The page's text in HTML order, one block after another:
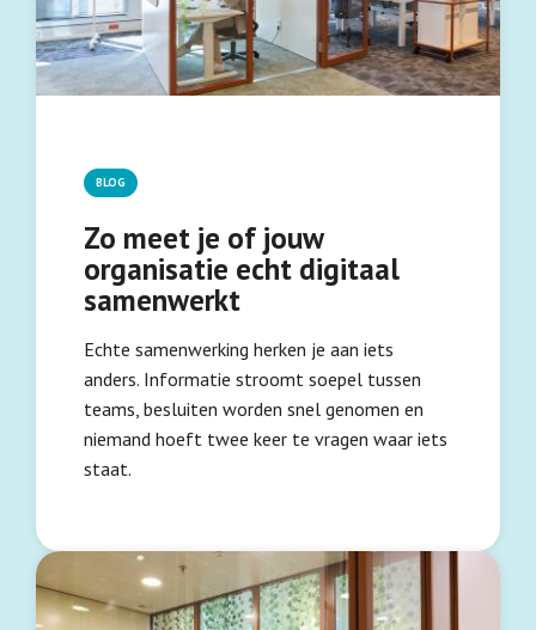
BLOG
Zo meet je of jouw
organisatie echt digitaal
samenwerkt
Echte samenwerking herken je aan iets
anders. Informatie stroomt soepel tussen
teams, besluiten worden snel genomen en
niemand hoeft twee keer te vragen waar iets
staat.